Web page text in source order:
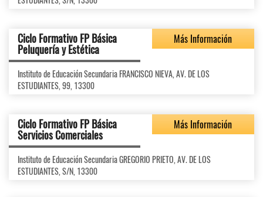
Ciclo Formativo FP Básica
Peluquería y Estética
Más Información
Instituto de Educación Secundaria FRANCISCO NIEVA, AV. DE LOS
ESTUDIANTES, 99, 13300
Ciclo Formativo FP Básica
Servicios Comerciales
Más Información
Instituto de Educación Secundaria GREGORIO PRIETO, AV. DE LOS
ESTUDIANTES, S/N, 13300